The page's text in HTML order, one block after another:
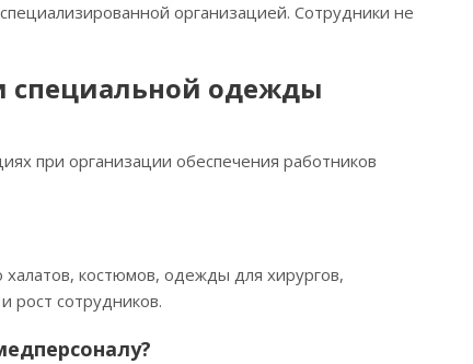
организацией. Сотрудники не
специальной одежды
при организации обеспечения работников
костюмов, одежды для хирургов,
рост сотрудников.